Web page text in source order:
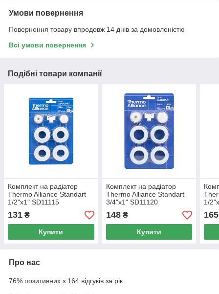
Умови повернення
Повернення товару впродовж 14 днів за домовленістю
Всі умови повернення
Подібні товари компанії
Комплект на радіатор
Thermo Alliance Standart
1/2"х1" SD11115
131 ₴
Купити
Комплект на радіатор
Thermo Alliance Standart
3/4"х1" SD11120
148₴
Купити
1/
165
Про нас
76% позитивних з 164 відгуків за рік